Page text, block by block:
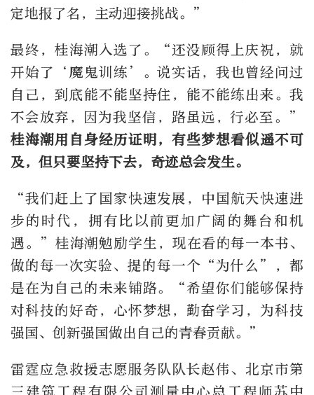
定地报了名，主动迎接挑战。”
最终，桂海潮入选了。“还没顾得上庆祝，就
开始了‘魔鬼训练’。说实话，我也曾经问过
自己，到底能不能坚持住，能不能练出来。我
不会放弃，因为我坚信，路虽远，行必至。”
桂海潮用自身经历证明，有些梦想看似遥不可
及，但只要坚持下去，奇迹总会发生。
“我们赶上了国家快速发展，中国航天快速进
步的时代，拥有比以前更加广阔的舞台和机
遇。”桂海潮勉励学生，现在看的每一本书、
做的每一次实验、提的每一个“为什么”，都
是在为自己的未来铺路。“希望你们能够保持
对科技的好奇，心怀梦想，勤奋学习，为科技
强国、创新强国做出自己的青春贡献。”
雷霆应急救援志愿服务队队长赵伟、北京市第
三建筑工程有限公司测量中心总工程师苏中